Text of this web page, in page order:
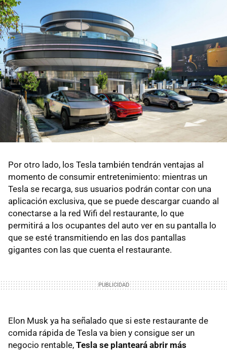
Por otro lado, los Tesla también tendrán ventajas al
momento de consumir entretenimiento: mientras un
Tesla se recarga, sus usuarios podrán contar con una
aplicación exclusiva, que se puede descargar cuando al
conectarse a la red Wifi del restaurante, lo que
permitirá a los ocupantes del auto ver en su pantalla lo
que se esté transmitiendo en las dos pantallas
gigantes con las que cuenta el restaurante.
Elon Musk ya ha señalado que si este restaurante de
comida rápida de Tesla va bien y consigue ser un
negocio rentable, Tesla se planteará abrir más